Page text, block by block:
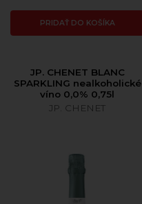
PRIDAŤ DO KOŠÍKA
JP. CHENET BLANC
SPARKLING nealkoholické
víno 0,0% 0,75l
JP. CHENET